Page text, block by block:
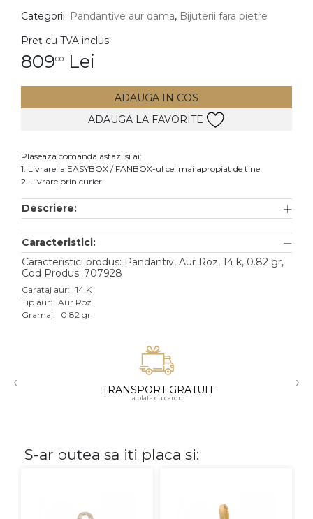
Inele
Cercei
Bratari
Lanturi
Pandantive
Accesorii
Aur galben
Aur alb
Aur roz
Categorii: Pandantive aur dama, Bijuterii fara pietre
Preț cu TVA inclus:
80900 Lei
ADAUGA IN COS
ADAUGA LA FAVORITE
Plaseaza comanda astazi si ai:
1. Livrare la EASYBOX / FANBOX-ul cel mai apropiat de tine
2. Livrare prin curier
Descriere:
Caracteristici:
Caracteristici produs: Pandantiv, Aur Roz, 14 k, 0.82 gr,
Cod Produs: 707928
Carataj aur: 14 K
Tip aur: Aur Roz
Gramaj:
0.82 gr
‹ TRANSPORT GRATUIT
la plata cu cardul
›
S-ar putea sa iti placa si: